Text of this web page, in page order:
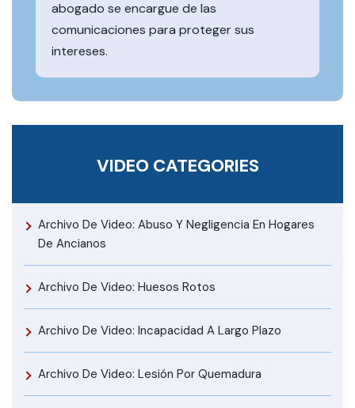
abogado se encargue de las
comunicaciones para proteger sus
intereses.
VIDEO CATEGORIES
Archivo De Video: Abuso Y Negligencia En Hogares
De Ancianos
Archivo De Video: Huesos Rotos
Archivo De Video: Incapacidad A Largo Plazo
Archivo De Video: Lesión Por Quemadura